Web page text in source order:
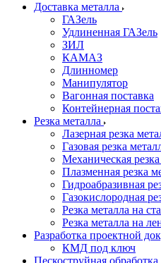
Доставка металла
ГАЗель
Удлиненная ГАЗель
ЗИЛ
КАМАЗ
Длинномер
Манипулятор
Вагонная поставка
Контейнерная
Резка металла
Лазерная резка
Газовая резка
Механическая
Плазменная резка
Гидроабразивная
Газокислородная
Резка металла на
Резка металла на
Разработка проектной
КМД под ключ
Пескоструйная обработка